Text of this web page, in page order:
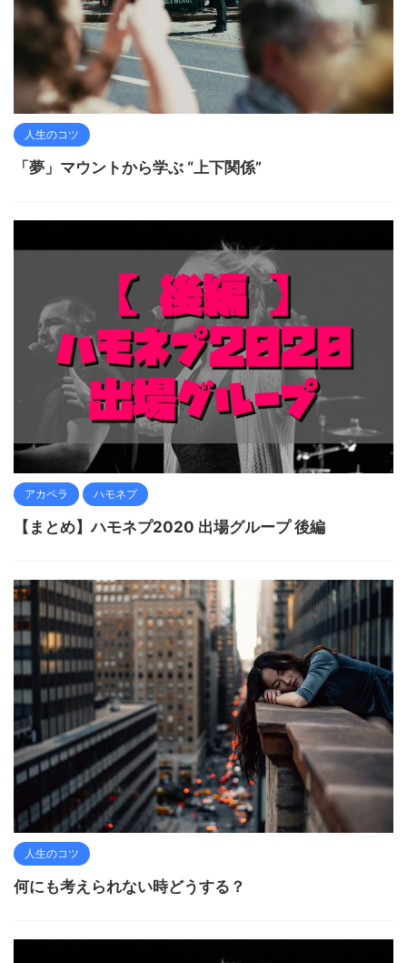
人生のコツ
「夢」マウントから学ぶ “上下関係”
アカペラ ハモネプ
【まとめ】ハモネプ2020 出場グループ 後編
人生のコツ
何にも考えられない時どうする？